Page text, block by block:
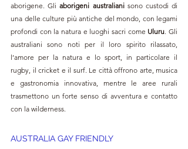
aborigene. Gli aborigeni australiani sono custodi di
una delle culture più antiche del mondo, con legami
profondi con la natura e luoghi sacri come Uluru . Gli
australiani sono noti per il loro spirito rilassato,
l’amore per la natura e lo sport, in particolare il
rugby, il cricket e il surf. Le città offrono arte, musica
e gastronomia innovativa, mentre le aree rurali
trasmettono un forte senso di avventura e contatto
con la wilderness.
AUSTRALIA GAY FRIENDLY